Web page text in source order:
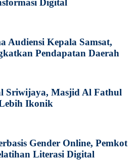
Digital
Audiensi Kepala Samsat,
Pendapatan Daerah
Sriwijaya, Masjid Al Fathul
Ikonik
Gender Online, Pemkot
Literasi Digital